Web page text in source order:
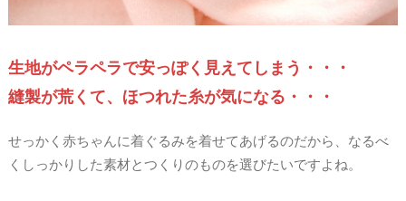
生地がペラペラで安っぽく見えてしまう・・・
縫製が荒くて、ほつれた糸が気になる・・・
せっかく赤ちゃんに着ぐるみを着せてあげるのだから、なるべ
くしっかりした素材とつくりのものを選びたいですよね。